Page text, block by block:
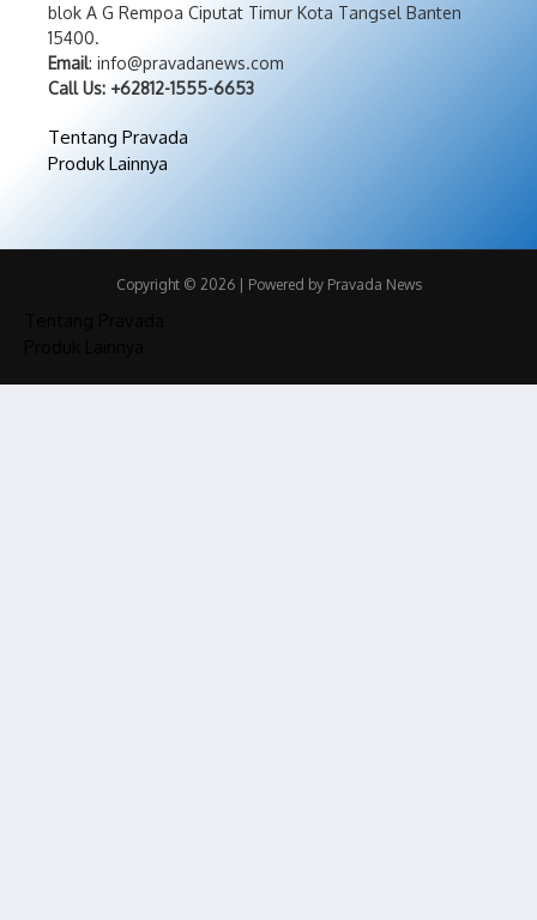
blok A G Rempoa Ciputat Timur Kota Tangsel Banten
15400.
Email: info@pravadanews.com
Call Us: +62812-1555-6653
Tentang Pravada
Produk Lainnya
Copyright © 2026 | Powered by Pravada News